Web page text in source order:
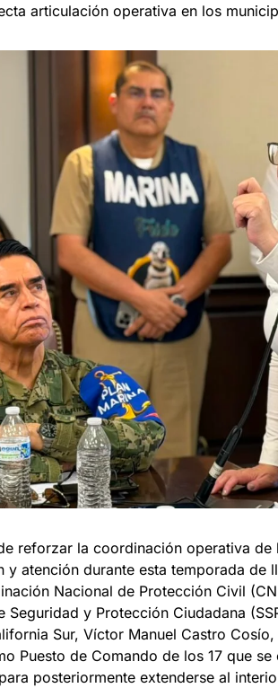
articulación operativa en los
reforzar la coordinación operativa de
y atención durante esta temporada de
Nacional de Protección Civil
Seguridad y Protección Ciudadana
Sur, Víctor Manuel Castro
Puesto de Comando de los 17 que
posteriormente extenderse al